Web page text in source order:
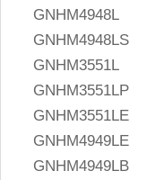
GNHM4948L
GNHM4948LS
GNHM3551L
GNHM3551LP
GNHM3551LE
GNHM4949LE
GNHM4949LB